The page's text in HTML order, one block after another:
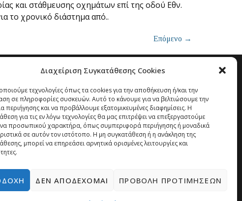
Διαχείριση Συγκατάθεσης Cookies
τεχνολογίες όπως τα cookies για την αποθήκευση ή/και την
σε πληροφορίες συσκευών. Αυτό το κάνουμε για να βελτιώσουμε την
περιήγησης και να προβάλλουμε εξατομικευμένες διαφημίσεις. Η
για τις εν λόγω τεχνολογίες θα μας επιτρέψει να επεξεργαστούμε
προσωπικού χαρακτήρα, όπως συμπεριφορά περιήγησης ή μοναδικά
σε αυτόν τον ιστότοπο. Η μη συγκατάθεση ή η ανάκληση της
μπορεί να επηρεάσει αρνητικά ορισμένες λειτουργίες και
ΔΕΝ ΑΠΟΔΈΧΟΜΑΙ ΠΡΟΒΟΛΉ ΠΡΟΤΙΜΉΣΕΩΝ
και στάθμευσης οχημάτων επί της οδού Εθν.
το χρονικό διάστημα από..
Επόμενο →